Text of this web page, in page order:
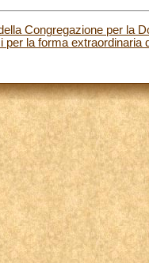
Congregazione per la
per la forma extraordinaria